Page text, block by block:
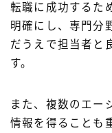
転職に成功するた
明確にし、専門分
だうえで担当者と
す。
また、複数のエー
情報を得ることも